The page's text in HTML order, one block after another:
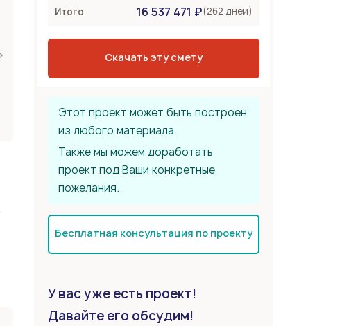
Сборное из ЖБ плит
Итого 16 537 471 ₽(262 дней)
Скачать эту смету
Этот проект может быть построен
из любого материала.
Также мы можем доработать
проект под Ваши конкретные
пожелания.
Бесплатная консультация по проекту
У вас уже есть проект!
Давайте его обсудим!